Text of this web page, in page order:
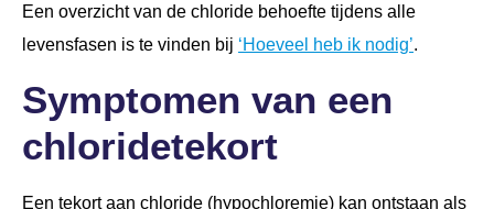
Een overzicht van de chloride behoefte tijdens alle
levensfasen is te vinden bij ‘Hoeveel heb ik nodig’.
Symptomen van een
chloridetekort
Een tekort aan chloride (hypochloremie) kan ontstaan als